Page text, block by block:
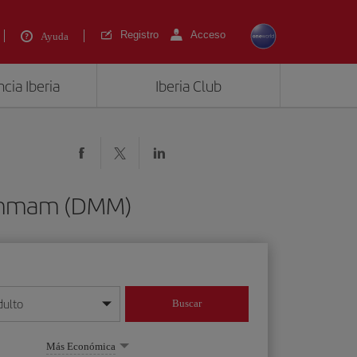
Ayuda Registro Acceso
Iberia Iberia Club
(DMM)
mes/año
Buscar
Más Económica